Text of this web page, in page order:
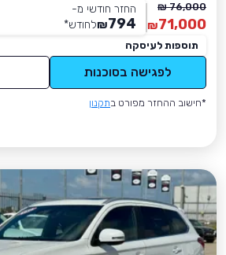
76,000 ₪
71,000
₪
החזר חודשי מ-
794
₪לחודש*
תוספות לעיסקה
לפגישה בסוכנות
*חישוב ההחזר מפורט בתקנון